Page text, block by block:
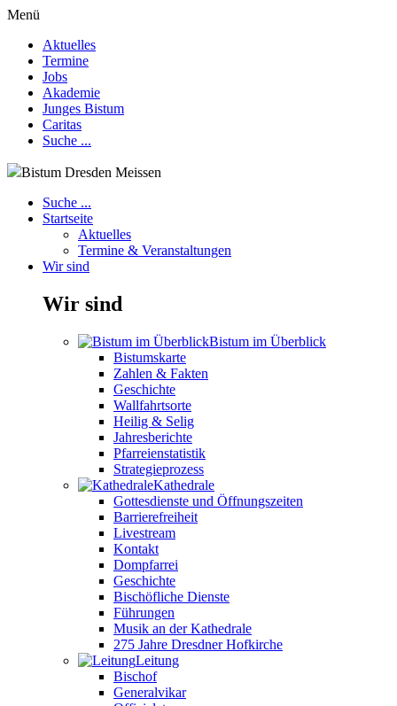
Menü
Aktuelles
Termine
Jobs
Akademie
Junges Bistum
Caritas
Suche ...
Bistum Dresden Meissen
Suche ...
Startseite
Aktuelles
Termine & Veranstaltungen
Wir sind
Wir sind
Bistum im Überblick
Bistumskarte
Zahlen & Fakten
Geschichte
Wallfahrtsorte
Heilig & Selig
Jahresberichte
Pfarreienstatistik
Strategieprozess
Kathedrale
Gottesdienste und Öffnungszeiten
Barrierefreiheit
Livestream
Kontakt
Dompfarrei
Geschichte
Bischöfliche Dienste
Führungen
Musik an der Kathedrale
275 Jahre Dresdner Hofkirche
Leitung
Bischof
Generalvikar